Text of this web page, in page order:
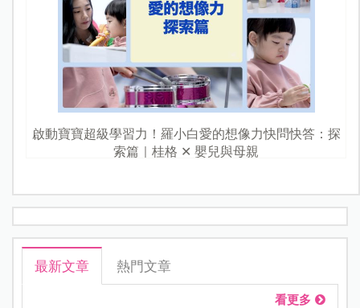
啟動寶寶超級學習力！羅小白愛的想像力快問快答：探
索篇｜桂格 ✕ 嬰兒與母親
最新文章 熱門文章
看更多